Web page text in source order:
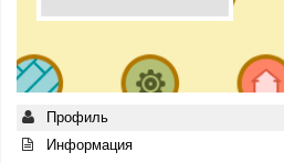
Профиль
Информация